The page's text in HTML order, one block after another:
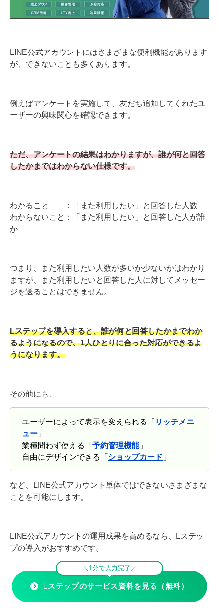
LINE公式アカウントにはさまざまな便利機能があります
が、できないことも多くあります。
例えばアンケートを実施して、友だち追加してくれたユ
ーザーの興味関心を確認できます。
ただ、アンケートの結果はわかりますが、誰が何と回答
したかまではわからない仕様です。
わかること ：「また利用したい」と回答した人数
わからないこと：「また利用したい」と回答した人が誰
か
つまり、また利用したい人数が多いか少ないかはわかり
ますが、また利用したいと回答した人に対してメッセー
ジを送ることはできません。
Lステップを導入すると、誰が何と回答したかまでわか
るようになるので、1人ひとりに合った対応ができるよ
うになります。
その他にも、
ユーザーによって表示を変えられる「 リッチメニ
ュー 」
業種問わず使える「 予約管理機能」
自由にデザインできる「 ショップカード 」
など、LINE公式アカウント単体ではできないさまざまな
ことを可能にします。
LINE公式アカウントの運用成果を高めるなら、Lステッ
プの導入がおすすめです。
＼1分で入力完了／
Lステップのサービス資料を見る（無料）